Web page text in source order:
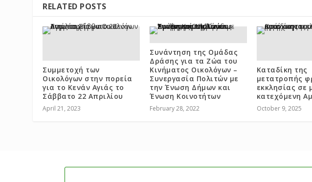
RELATED POSTS
Συμμετοχή των
Οικολόγων στην πορεία
για το Κενάν Αγιάς το
Σάββατο 22 Απριλίου
April 21, 2023
Συνάντηση της Ομάδας
Δράσης για τα Ζώα του
Κινήματος Οικολόγων –
Συνεργασία Πολιτών με
την Ένωση Δήμων και
Ένωση Κοινοτήτων
February 28, 2022
Καταδίκη της
μετατροπής
εκκλησίας σε
κατεχόμενη
October 9, 2025